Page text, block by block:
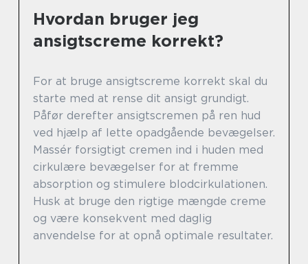
Hvordan bruger jeg
ansigtscreme korrekt?
For at bruge ansigtscreme korrekt skal du
starte med at rense dit ansigt grundigt.
Påfør derefter ansigtscremen på ren hud
ved hjælp af lette opadgående bevægelser.
Massér forsigtigt cremen ind i huden med
cirkulære bevægelser for at fremme
absorption og stimulere blodcirkulationen.
Husk at bruge den rigtige mængde creme
og være konsekvent med daglig
anvendelse for at opnå optimale resultater.